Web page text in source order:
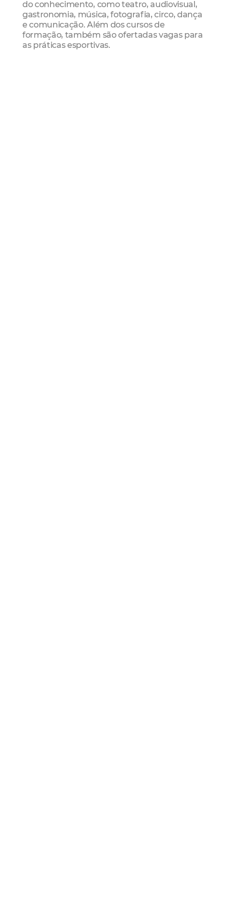
do conhecimento, como teatro, audiovisual,
gastronomia, música, fotografia, circo, dança
e comunicação. Além dos cursos de
formação, também são ofertadas vagas para
as práticas esportivas.